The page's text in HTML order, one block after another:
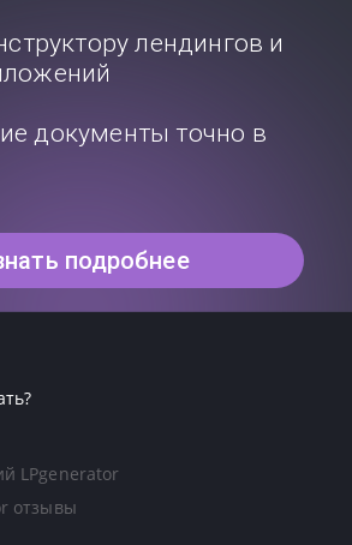
лендингов и
документы точно в
подробнее
LPgenerator
отзывы